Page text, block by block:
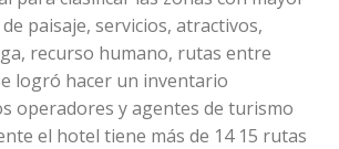
paisaje, servicios, atractivos,
recurso humano, rutas entre
logró hacer un inventario
operadores y agentes de turismo
el hotel tiene más de 14 15 rutas